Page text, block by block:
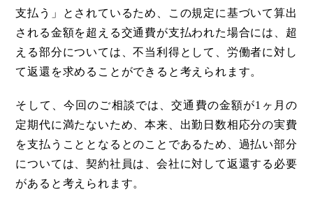
支払う」とされているため、この規定に基づいて算出
される金額を超える交通費が支払われた場合には、超
える部分については、不当利得として、労働者に対し
て返還を求めることができると考えられます。
そして、今回のご相談では、交通費の金額が1ヶ月の
定期代に満たないため、本来、出勤日数相応分の実費
を支払うこととなるとのことであるため、過払い部分
については、契約社員は、会社に対して返還する必要
があると考えられます。